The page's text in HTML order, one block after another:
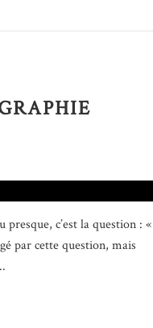
c’est la question : «
par cette question, mais